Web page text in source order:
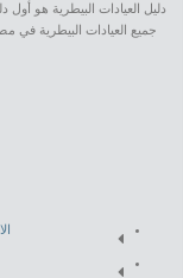
دليل العيادات البيطرية هو
جميع العيادات البيطرية في